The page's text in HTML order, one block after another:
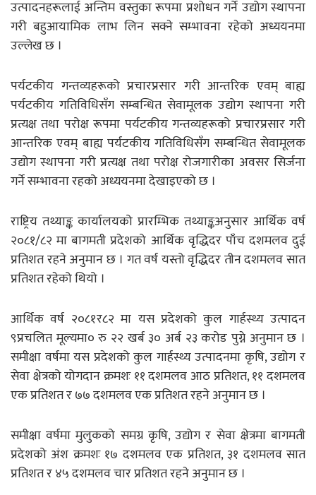
उत्पादनहरूलाई अन्तिम वस्तुका रूपमा प्रशोधन गर्ने उद्योग स्थापना
गरी बहुआयामिक लाभ लिन सक्ने सम्भावना रहेको अध्ययनमा
उल्लेख छ ।
पर्यटकीय गन्तव्यहरूको प्रचारप्रसार गरी आन्तरिक एवम् बाह्य
पर्यटकीय गतिविधिसँग सम्बन्धित सेवामूलक उद्योग स्थापना गरी
प्रत्यक्ष तथा परोक्ष रूपमा पर्यटकीय गन्तव्यहरूको प्रचारप्रसार गरी
आन्तरिक एवम् बाह्य पर्यटकीय गतिविधिसँग सम्बन्धित सेवामूलक
उद्योग स्थापना गरी प्रत्यक्ष तथा परोक्ष रोजगारीका अवसर सिर्जना
गर्ने सम्भावना रहको अध्ययनमा देखाइएको छ ।
राष्ट्रिय तथ्याङ्क कार्यालयको प्रारम्भिक तथ्याङ्कअनुसार आर्थिक वर्ष
२०८१/८२ मा बागमती प्रदेशको आर्थिक वृद्धिदर पाँच दशमलव दुई
प्रतिशत रहने अनुमान छ । गत वर्ष यस्तो वृद्धिदर तीन दशमलव सात
प्रतिशत रहेको थियो ।
आर्थिक वर्ष २०८१र८२ मा यस प्रदेशको कुल गार्हस्थ्य उत्पादन
९प्रचलित मूल्यमा० रु २२ खर्ब ३० अर्ब २३ करोड पुग्ने अनुमान छ ।
समीक्षा वर्षमा यस प्रदेशको कुल गार्हस्थ्य उत्पादनमा कृषि, उद्योग र
सेवा क्षेत्रको योगदान क्रमशः ११ दशमलव आठ प्रतिशत, ११ दशमलव
एक प्रतिशत र ७७ दशमलव एक प्रतिशत रहने अनुमान छ ।
समीक्षा वर्षमा मुलुकको समग्र कृषि, उद्योग र सेवा क्षेत्रमा बागमती
प्रदेशको अंश क्रमशः १७ दशमलव एक प्रतिशत, ३१ दशमलव सात
प्रतिशत र ४५ दशमलव चार प्रतिशत रहने अनुमान छ ।